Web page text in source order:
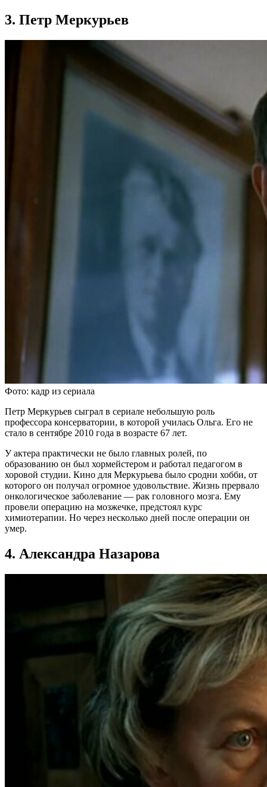
3. Петр Меркурьев
Фото: кадр из сериала
Петр Меркурьев сыграл в сериале небольшую роль
профессора консерватории, в которой училась Ольга. Его не
стало в сентябре 2010 года в возрасте 67 лет.
У актера практически не было главных ролей, по
образованию он был хормейстером и работал педагогом в
хоровой студии. Кино для Меркурьева было сродни хобби, от
которого он получал огромное удовольствие. Жизнь прервало
онкологическое заболевание — рак головного мозга. Ему
провели операцию на мозжечке, предстоял курс
химиотерапии. Но через несколько дней после операции он
умер.
4. Александра Назарова